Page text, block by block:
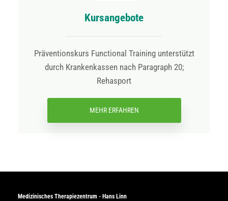
Kursangebote
Präventionskurs Functional Training unterstützt
durch Krankenkassen nach Paragraph 20;
Rehasport
MEHR ERFAHREN
Medizinisches Therapiezentrum - Hans Linn